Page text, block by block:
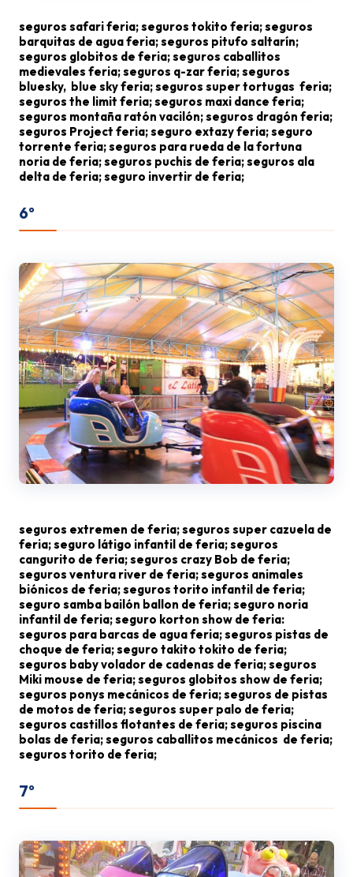
seguros safari feria; seguros tokito feria; seguros
barquitas de agua feria; seguros pitufo saltarín;
seguros globitos de feria; seguros caballitos
medievales feria; seguros q-zar feria; seguros
bluesky, blue sky feria; seguros super tortugas feria;
seguros the limit feria; seguros maxi dance feria;
seguros montaña ratón vacilón; seguros dragón feria;
seguros Project feria; seguro extazy feria; seguro
torrente feria; seguros para rueda de la fortuna
noria de feria; seguros puchis de feria; seguros ala
delta de feria; seguro invertir de feria;
6º
seguros extremen de feria; seguros super cazuela de
feria; seguro látigo infantil de feria; seguros
cangurito de feria; seguros crazy Bob de feria;
seguros ventura river de feria; seguros animales
biónicos de feria; seguros torito infantil de feria;
seguro samba bailón ballon de feria; seguro noria
infantil de feria; seguro korton show de feria:
seguros para barcas de agua feria; seguros pistas de
choque de feria; seguro takito tokito de feria;
seguros baby volador de cadenas de feria; seguros
Miki mouse de feria; seguros globitos show de feria;
seguros ponys mecánicos de feria; seguros de pistas
de motos de feria; seguros super palo de feria;
seguros castillos flotantes de feria; seguros piscina
bolas de feria; seguros caballitos mecánicos de feria;
seguros torito de feria;
7º